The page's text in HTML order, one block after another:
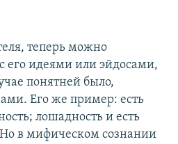
теперь можно
его идеями или эйдосами,
понятней было,
Его же пример: есть
лошадность и есть
Но в мифическом сознании